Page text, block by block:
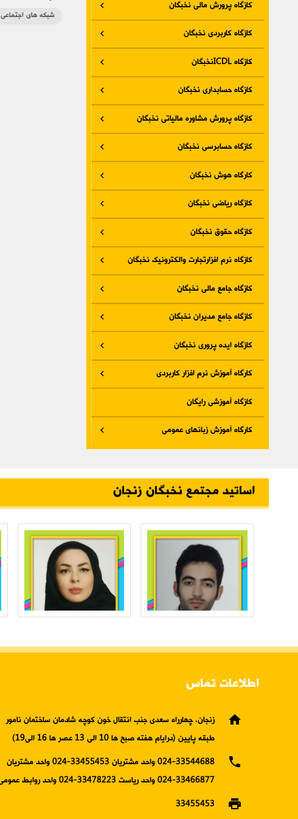
کازگاه پرورش مالی نخبگان
کازگاه کاربردی نخبگان
کازگاه ICDLنخبگان
کازگاه حسابداری نخبگان
کازگاه پرورش مشاوره مالیاتی نخبگان
کازگاه حسابرسی نخبگان
کارگاه هوش نخبگان
کازگاه ریاضی نخبگان
کازگاه حقوق نخبگان
کازگاه نرم افزارتجارت والکترونیک نخبگان
کازگاه جامع مالی نخبگان
کازگاه جامع مدیران نخبگان
کازگاه ایده پروری نخبگان
کارگاه آموزش نرم افزار کاربردی
کازگاه آموزشی رایگان
کارگاه آموزش زبانهای عمومی
شبکه های اجتماعی
اساتید مجتمع نخبگان زنجان
اطلاعات تماس
home
زنجان، چهارراه سعدی جنب انتقال خون کوچه شادمان ساختمان نامور
طبقه پایین (درایام هفته صبح ها 10 الی 13 عصر ها 16 الی19)
phone
024-33544688 واحد مشتریان 33455453-024 واحد مشتریان
33466877-024 واحد ریاست 33478223-024 واحد روابط عمومی
print
33455453